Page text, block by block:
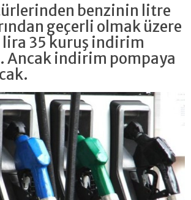
benzinin litre
geçerli olmak üzere
lira 35 kuruş indirim
Ancak indirim pompaya